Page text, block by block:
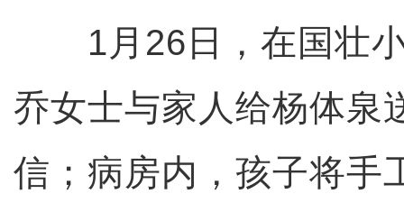
1月26日，在国壮小
乔女士与家人给杨体泉
信；病房内，孩子将手